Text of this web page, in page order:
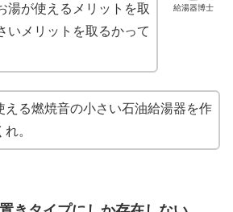
給湯器博士
湯が使えるメリットを取
いメリットを取るかって
える燃焼音の小さい石油給湯器を作
。